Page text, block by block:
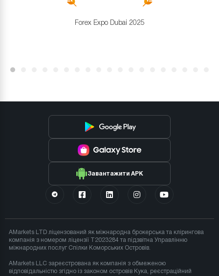
Forex Expo Dubai 2025
Завантажити APK
AMarkets LTD ліцензований як міжнародна брокерська та клірингова
компанія з номером ліцензії T2023284 та підзвітна Управлінню
міжнародних послуг Спілки Коморських Островів.
AMarkets LLC зареєстрована як компанія з обмеженою
відповідальністю згідно із законом островів Кука, реєстраційний